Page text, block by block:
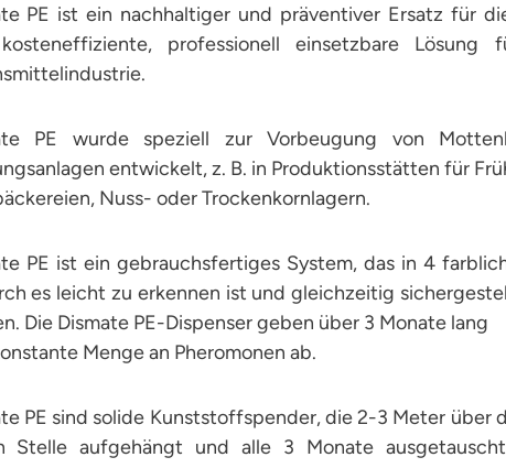
PE ist ein nachhaltiger und präventiver Ersatz für
professionell einsetzbare
PE wurde speziell zur Vorbeugung von
entwickelt, z. B. in Produktionsstätten für
Nuss- oder Trockenkornlagern.
PE ist ein gebrauchsfertiges System, das in 4
es leicht zu erkennen ist und gleichzeitig
Die Dismate PE-Dispenser geben über 3 Monate lang
Menge an Pheromonen ab.
PE sind solide Kunststoffspender, die 2-3 Meter
Stelle aufgehängt und alle 3 Monate